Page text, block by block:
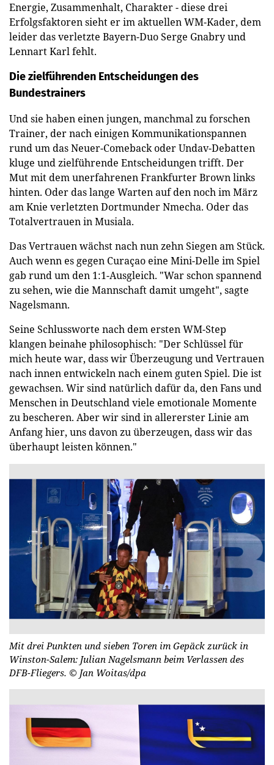
Energie, Zusammenhalt, Charakter - diese drei
Erfolgsfaktoren sieht er im aktuellen WM-Kader, dem
leider das verletzte Bayern-Duo Serge Gnabry und
Lennart Karl fehlt.
Die zielführenden Entscheidungen des
Bundestrainers
Und sie haben einen jungen, manchmal zu forschen
Trainer, der nach einigen Kommunikationspannen
rund um das Neuer-Comeback oder Undav-Debatten
kluge und zielführende Entscheidungen trifft. Der
Mut mit dem unerfahrenen Frankfurter Brown links
hinten. Oder das lange Warten auf den noch im März
am Knie verletzten Dortmunder Nmecha. Oder das
Totalvertrauen in Musiala.
Das Vertrauen wächst nach nun zehn Siegen am Stück.
Auch wenn es gegen Curaçao eine Mini-Delle im Spiel
gab rund um den 1:1-Ausgleich. "War schon spannend
zu sehen, wie die Mannschaft damit umgeht", sagte
Nagelsmann.
Seine Schlussworte nach dem ersten WM-Step
klangen beinahe philosophisch: "Der Schlüssel für
mich heute war, dass wir Überzeugung und Vertrauen
nach innen entwickeln nach einem guten Spiel. Die ist
gewachsen. Wir sind natürlich dafür da, den Fans und
Menschen in Deutschland viele emotionale Momente
zu bescheren. Aber wir sind in allererster Linie am
Anfang hier, uns davon zu überzeugen, dass wir das
überhaupt leisten können."
Mit drei Punkten und sieben Toren im Gepäck zurück in
Winston-Salem: Julian Nagelsmann beim Verlassen des
DFB-Fliegers. © Jan Woitas/dpa